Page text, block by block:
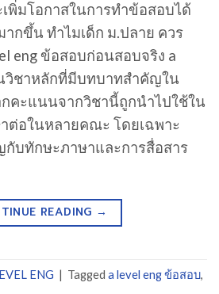
พิ่มโอกาสในการทำข้อสอบได้
กขึ้น ทำไมเด็ก ม.ปลาย ควร
eng ข้อสอบก่อนสอบจริง a
วิชาหลักที่มีบทบาทสำคัญใน
กคะแนนจากวิชานี้ถูกนำไปใช้ใน
ต่อในหลายคณะ โดยเฉพาะ
บทักษะภาษาและการสื่อสาร
READING →
ENG | Tagged a level eng ข้อสอบ,